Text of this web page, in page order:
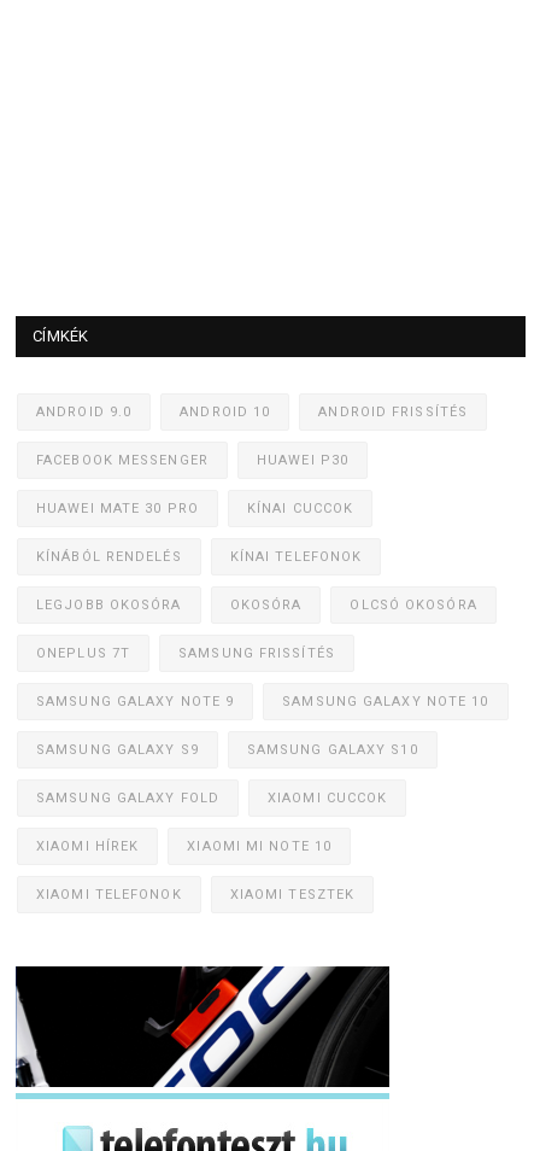
CÍMKÉK
ANDROID 9.0 ANDROID 10 ANDROID FRISSÍTÉS
FACEBOOK MESSENGER HUAWEI P30
HUAWEI MATE 30 PRO KÍNAI CUCCOK
KÍNÁBÓL RENDELÉS KÍNAI TELEFONOK
LEGJOBB OKOSÓRA OKOSÓRA OLCSÓ OKOSÓRA
ONEPLUS 7T SAMSUNG FRISSÍTÉS
SAMSUNG GALAXY NOTE 9 SAMSUNG GALAXY NOTE 10
SAMSUNG GALAXY S9 SAMSUNG GALAXY S10
SAMSUNG GALAXY FOLD XIAOMI CUCCOK
XIAOMI HÍREK XIAOMI MI NOTE 10
XIAOMI TELEFONOK XIAOMI TESZTEK